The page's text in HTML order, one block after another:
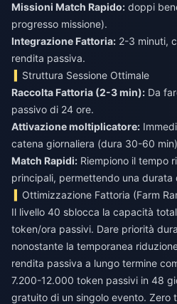
Missioni Match Rapido: doppi
progresso missione).
Integrazione Fattoria: 2-3 minuti,
rendita passiva.
Struttura Sessione Ottimale
Raccolta Fattoria (2-3 min): Da
passivo di 24 ore.
Attivazione moltiplicatore:
catena giornaliera (dura 30-60
Match Rapidi: Riempiono il tempo
principali, permettendo una durata
Ottimizzazione Fattoria (Farm
Il livello 40 sblocca la capacità
token/ora passivi. Dare priorità
nonostante la temporanea
rendita passiva a lungo termine
7.200-12.000 token passivi in 48
gratuito di un singolo evento. Zero